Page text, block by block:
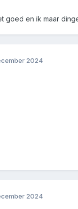
goed en ik maar
2024
2024